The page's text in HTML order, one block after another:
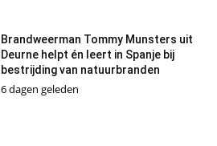
Brandweerman Tommy Munsters uit
Deurne helpt én leert in Spanje bij
bestrijding van natuurbranden
6 dagen geleden